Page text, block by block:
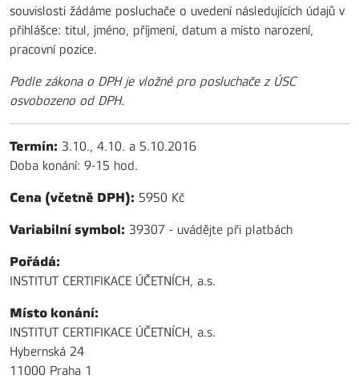
souvislosti žádáme posluchače o uvedení následujících údajů v
přihlášce: titul, jméno, příjmení, datum a místo narození,
pracovní pozice.
Podle zákona o DPH je vložné pro posluchače z ÚSC
osvobozeno od DPH.
Termín: 3.10., 4.10. a 5.10.2016
Doba konání: 9-15 hod.
Cena (včetně DPH): 5950 Kč
Variabilní symbol: 39307 - uvádějte při platbách
Pořádá:
INSTITUT CERTIFIKACE ÚČETNÍCH, a.s.
Místo konání:
INSTITUT CERTIFIKACE ÚČETNÍCH, a.s.
Hybernská 24
11000 Praha 1